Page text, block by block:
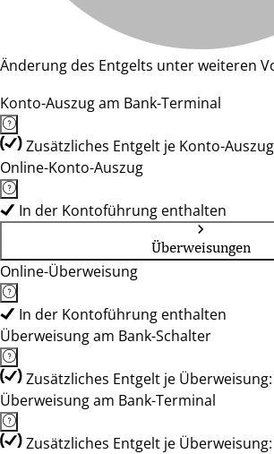
Änderung des Entgelts unter weiteren
Konto-Auszug am Bank-Terminal
Zusätzliches Entgelt je Konto-
Online-Konto-Auszug
In der Kontoführung enthalten
Überweisungen
Online-Überweisung
In der Kontoführung enthalten
Überweisung am Bank-Schalter
Zusätzliches Entgelt je Überweisung:
Überweisung am Bank-Terminal
Zusätzliches Entgelt je Überweisung: